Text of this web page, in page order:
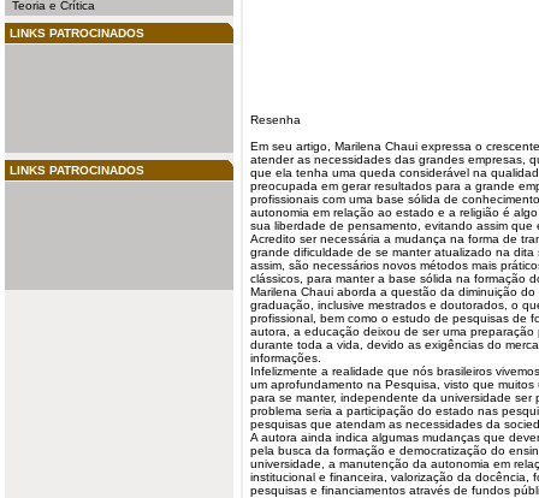
Teoria e Crítica
LINKS PATROCINADOS
LINKS PATROCINADOS
Resenha
Em seu artigo, Marilena Chaui expressa o
atender as necessidades das grandes empresas,
que ela tenha uma queda considerável na
preocupada em gerar resultados para a grande
profissionais com uma base sólida de
autonomia em relação ao estado e a religião é
sua liberdade de pensamento, evitando assim
Acredito ser necessária a mudança na forma de
grande dificuldade de se manter atualizado na
assim, são necessários novos métodos mais
clássicos, para manter a base sólida na formação
Marilena Chaui aborda a questão da diminuição
graduação, inclusive mestrados e doutorados, o
profissional, bem como o estudo de pesquisas de
autora, a educação deixou de ser uma
durante toda a vida, devido as exigências do
informações.
Infelizmente a realidade que nós brasileiros
um aprofundamento na Pesquisa , visto que
para se manter, independente da universidade ser
problema seria a participação do estado nas
pesquisas que atendam as necessidades da
A autora ainda indica algumas mudanças que
pela busca da formação e democratização do
universidade, a manutenção da autonomia em
institucional e financeira, valorização da docência,
pesquisas e financiamentos através de fundos